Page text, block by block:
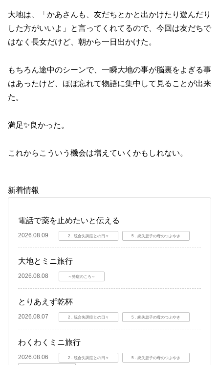
大地は、「かあさんも、友だちとかと出かけたり遊んだり
した方がいいよ」と言ってくれてるので、今回は友だちで
はなく長女だけど、朝から一日出かけた。
もちろん途中のシーンで、一瞬大地の事が脳裏をよぎる事
はあったけど、ほぼ忘れて物語に集中して見ることが出来
た。
満足✨良かった。
これからこういう機会は増えていくかもしれない。
新着情報
電話で薬を止めたいと伝える
2026.08.09 2．統合失調症との日々 5．統失息子の母のつぶやき
大地とミニ旅行
2026.08.08 ～発症のころ～
とりあえず乾杯
2026.08.07 2．統合失調症との日々 5．統失息子の母のつぶやき
わくわくミニ旅行
2026.08.06 2．統合失調症との日々 5．統失息子の母のつぶやき